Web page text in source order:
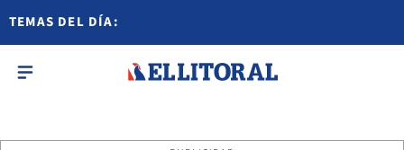
TEMAS DEL DÍA: